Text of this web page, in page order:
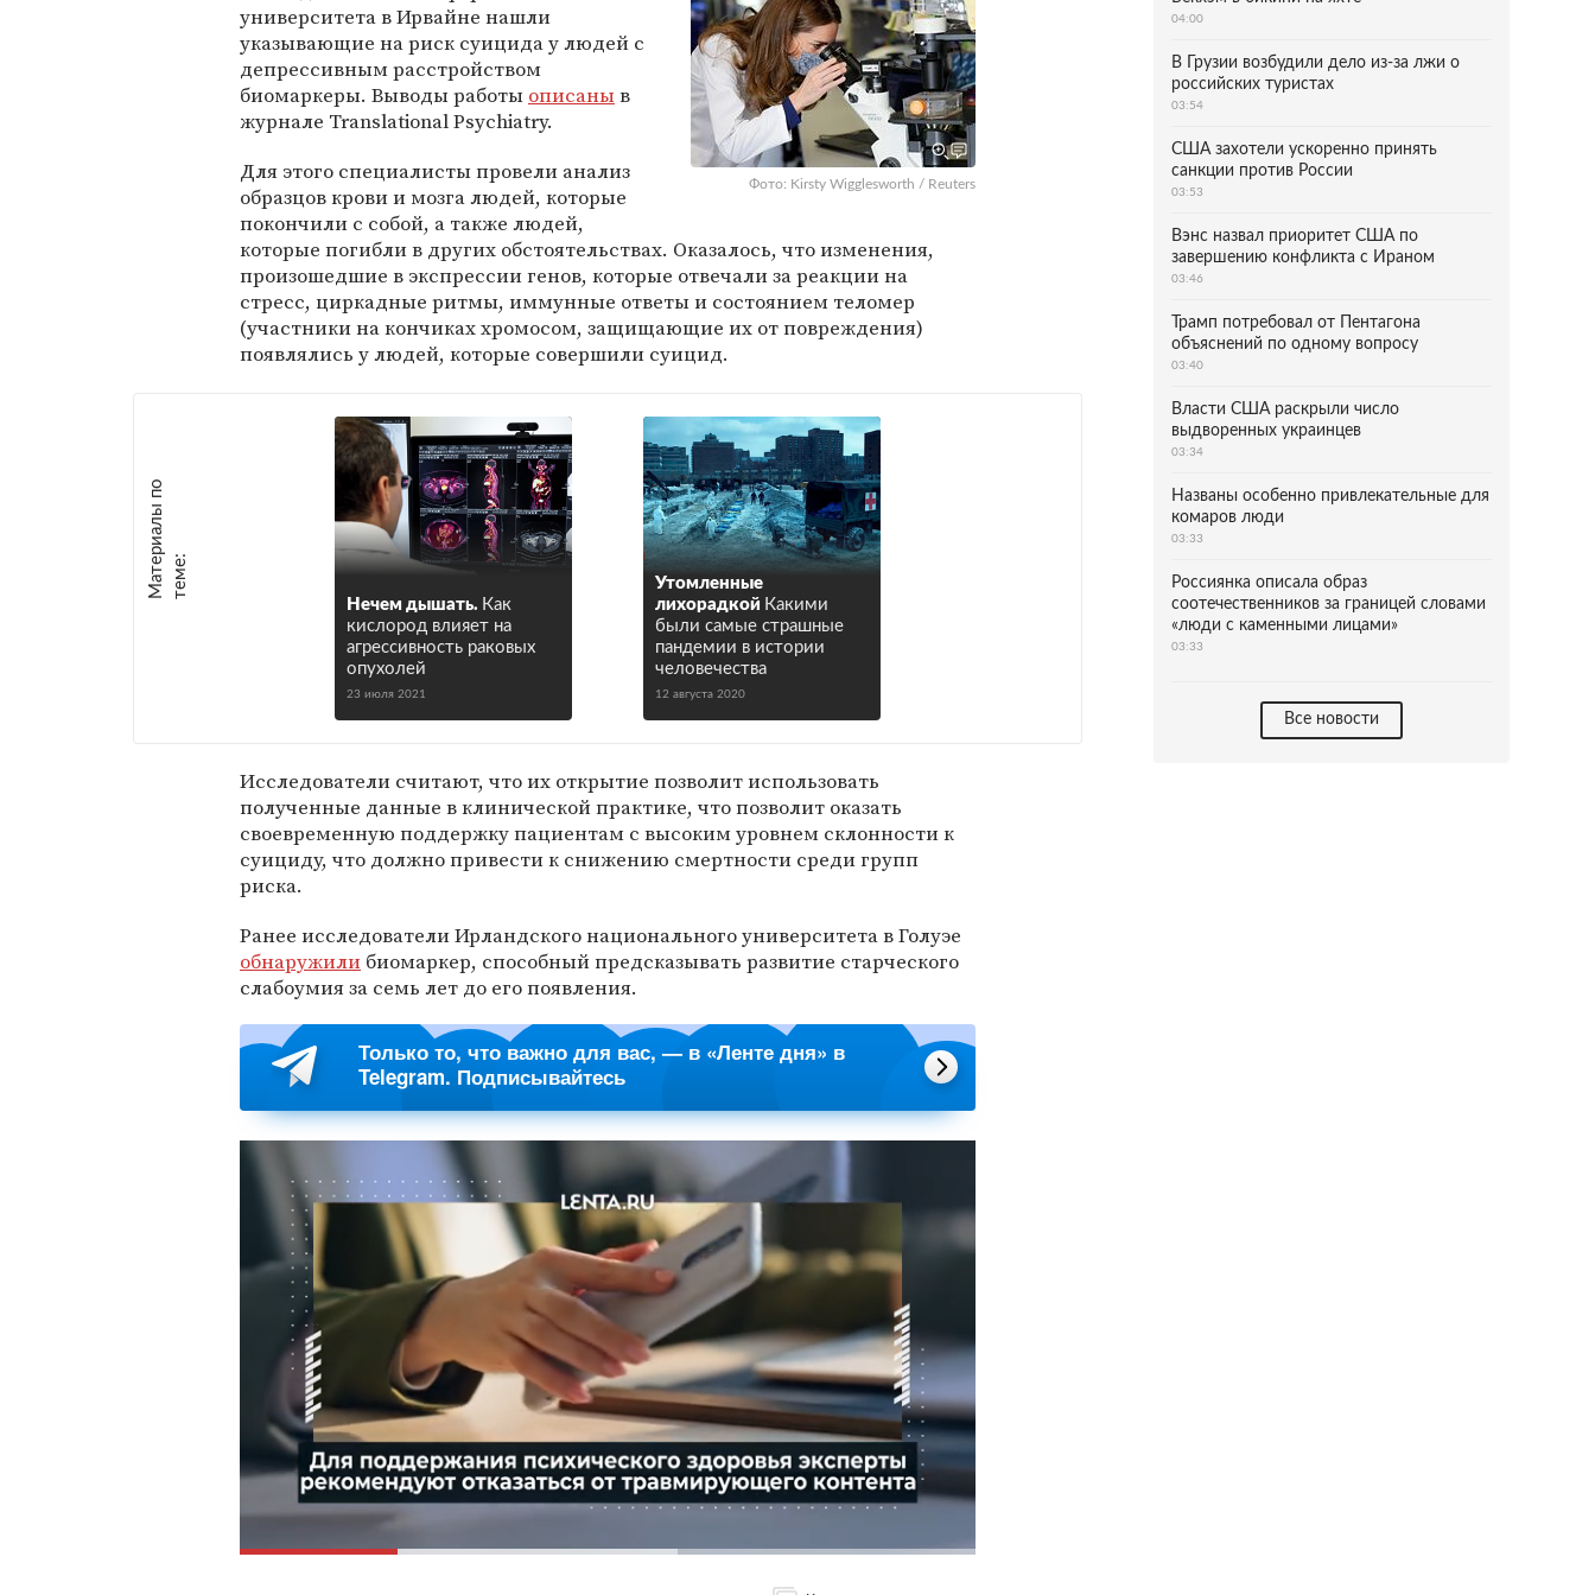
Фото: Kirsty Wigglesworth / Reuters
университета в Ирвайне нашли
указывающие на риск суицида у людей с
депрессивным расстройством
биомаркеры. Выводы работы описаныв
журнале Translational Psychiatry.
Для этого специалисты провели анализ
образцов крови и мозга людей, которые
покончили с собой, а также людей,
которые погибли в других обстоятельствах. Оказалось, что изменения,
произошедшие в экспрессии генов, которые отвечали за реакции на
стресс, циркадные ритмы, иммунные ответы и состоянием теломер
(участники на кончиках хромосом, защищающие их от повреждения)
появлялись у людей, которые совершили суицид.
М
а
т е
р
и
а
л
ы
п
о
т
е
м
е :
Нечем дышать. Как
кислород влияет на
агрессивность раковых
опухолей
23 июля 2021
Утомленные
лихорадкой Какими
были самые страшные
пандемии в истории
человечества
12 августа 2020
Исследователи считают, что их открытие позволит использовать
полученные данные в клинической практике, что позволит оказать
своевременную поддержку пациентам с высоким уровнем склонности к
суициду, что должно привести к снижению смертности среди групп
риска.
Ранее исследователи Ирландского национального университета в Голуэе
обнаружили биомаркер, способный предсказывать развитие старческого
слабоумия за семь лет до его появления.
Только то, что важно для вас, — в «Ленте дня» в
Telegram. Подписывайтесь
04:00
В Грузии возбудили дело из-за лжи о
российских туристах
03:54
США захотели ускоренно принять
санкции против России
03:53
Вэнс назвал приоритет США по
завершению конфликта с Ираном
03:46
Трамп потребовал от Пентагона
объяснений по одному вопросу
03:40
Власти США раскрыли число
выдворенных украинцев
03:34
Названы особенно привлекательные для
комаров люди
03:33
Россиянка описала образ
соотечественников за границей словами
«люди с каменными лицами»
03:33
Все новости